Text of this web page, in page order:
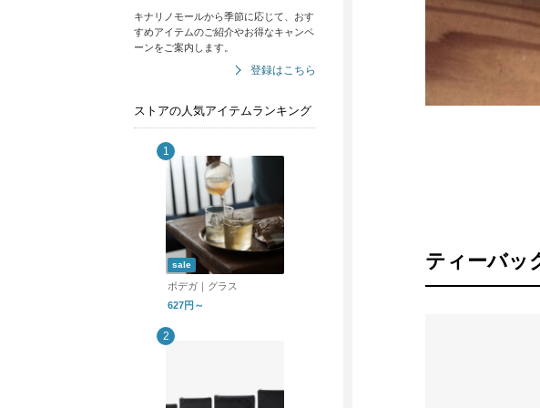
キナリノモールから季節に応じて、おす
すめアイテムのご紹介やお得なキャンペ
ーンをご案内します。
登録はこちら
ストアの人気アイテムランキング
sale
ボデガ｜グラス
627円～
ティーバッ